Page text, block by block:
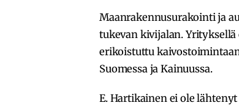
Maanrakennusurakointi ja
tukevan kivijalan.
erikoistuttu
Suomessa ja Kainuussa.
E. Hartikainen ei ole